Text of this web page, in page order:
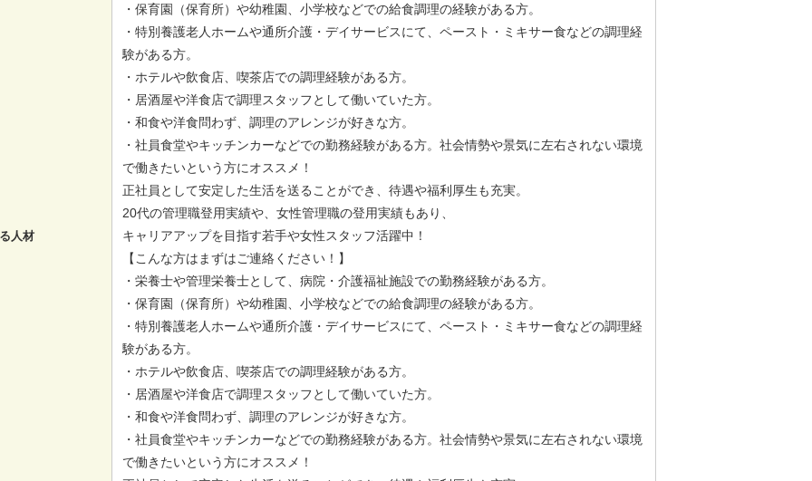
人材
・保育園（保育所）や幼稚園、小学校などでの給食調理の経験がある方。
・特別養護老人ホームや通所介護・デイサービスにて、ペースト・ミキサー食などの調理経
験がある方。
・ホテルや飲食店、喫茶店での調理経験がある方。
・居酒屋や洋食店で調理スタッフとして働いていた方。
・和食や洋食問わず、調理のアレンジが好きな方。
・社員食堂やキッチンカーなどでの勤務経験がある方。社会情勢や景気に左右されない環境
で働きたいという方にオススメ！
正社員として安定した生活を送ることができ、待遇や福利厚生も充実。
20代の管理職登用実績や、女性管理職の登用実績もあり、
キャリアアップを目指す若手や女性スタッフ活躍中！
【こんな方はまずはご連絡ください！】
・栄養士や管理栄養士として、病院・介護福祉施設での勤務経験がある方。
・保育園（保育所）や幼稚園、小学校などでの給食調理の経験がある方。
・特別養護老人ホームや通所介護・デイサービスにて、ペースト・ミキサー食などの調理経
験がある方。
・ホテルや飲食店、喫茶店での調理経験がある方。
・居酒屋や洋食店で調理スタッフとして働いていた方。
・和食や洋食問わず、調理のアレンジが好きな方。
・社員食堂やキッチンカーなどでの勤務経験がある方。社会情勢や景気に左右されない環境
で働きたいという方にオススメ！